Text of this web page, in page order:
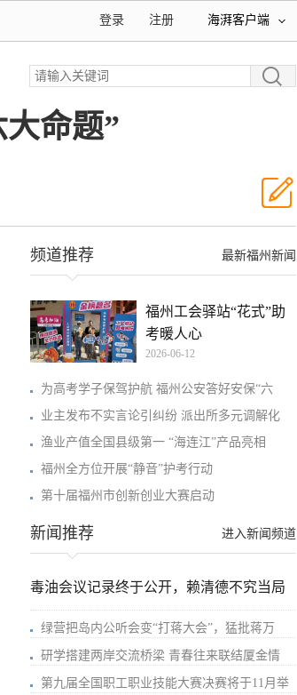
海湃客户端
注册
登录
命题”
最新福州新闻
频道推荐
福州工会驿站“花式”助
考暖人心
2026-06-12
为高考学子保驾护航 福州公安答好安保“六
业主发布不实言论引纠纷 派出所多元调解化
渔业产值全国县级第一 “海连江”产品亮相
福州全方位开展“静音”护考行动
第十届福州市创新创业大赛启动
进入新闻频道
新闻推荐
毒油会议记录终于公开，赖清德不究当局
绿营把岛内公听会变“打蒋大会”，猛批蒋万
研学搭建两岸交流桥梁 青春往来联结厦金情
第九届全国职工职业技能大赛决赛将于11月举